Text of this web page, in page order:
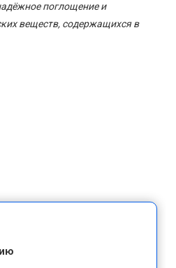
поглощение и
веществ, содержащихся в